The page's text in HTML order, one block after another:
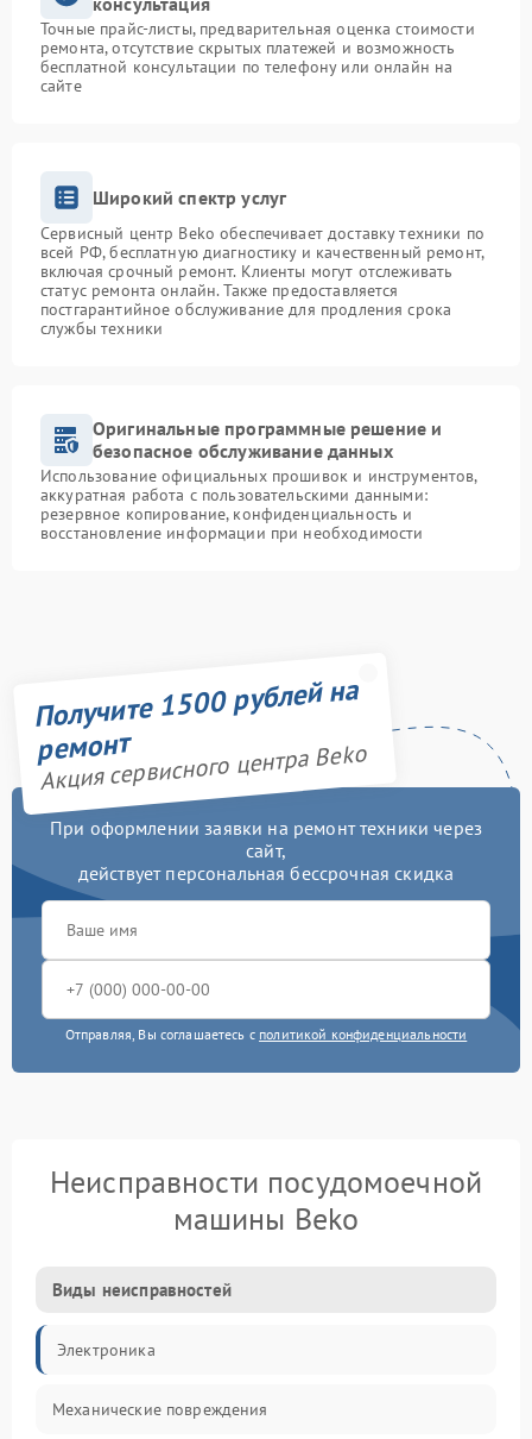
Точные прайс-листы, предварительная оценка стоимости
ремонта, отсутствие скрытых платежей и возможность
бесплатной консультации по телефону или онлайн на
сайте
Широкий спектр услуг
Сервисный центр Beko обеспечивает доставку техники по
всей РФ, бесплатную диагностику и качественный ремонт,
включая срочный ремонт. Клиенты могут отслеживать
статус ремонта онлайн. Также предоставляется
постгарантийное обслуживание для продления срока
службы техники
Оригинальные программные решение и
безопасное обслуживание данных
Использование официальных прошивок и инструментов,
аккуратная работа с пользовательскими данными:
резервное копирование, конфиденциальность и
восстановление информации при необходимости
Получите 1500 рублей на
ремонт
Акция сервисного центра Beko
При оформлении заявки на ремонт техники через
сайт,
действует персональная бессрочная скидка
Отправляя, Вы соглашаетесь с политикой конфиденциальности
Неисправности посудомоечной
машины Beko
Виды неисправностей
Электроника
Механические повреждения